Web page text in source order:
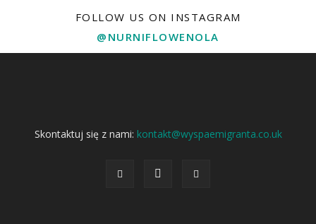
FOLLOW US ON INSTAGRAM
@NURNIFLOWENOLA
Skontaktuj się z nami: kontakt@wyspaemigranta.co.uk